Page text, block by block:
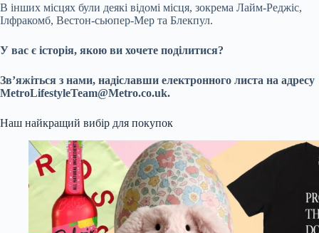
В інших місцях були деякі відомі місця, зокрема Лайм-Реджіс,
Ілфракомб, Вестон-сьюпер-Мер та Блекпул.
У вас є історія, якою ви хочете поділитися?
Зв’яжіться з нами, надіславши електронного листа на адресу
MetroLifestyleTeam@Metro.co.uk.
Наш найкращий вибір для покупок